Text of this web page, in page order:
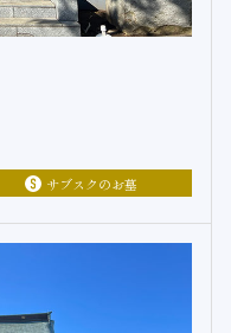
サブスクのお墓